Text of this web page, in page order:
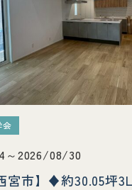
会
～2026/08/30
宮市】♦約30.05坪